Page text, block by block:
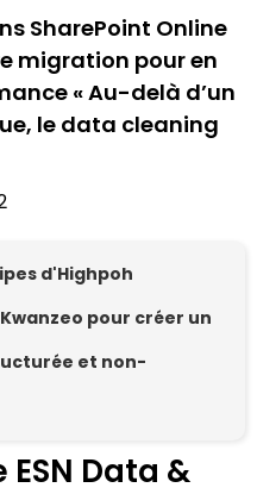
SharePoint Online
migration pour en
« Au-delà d’un
le data cleaning
d'Highpoh
pour créer un
et non-
ESN Data &